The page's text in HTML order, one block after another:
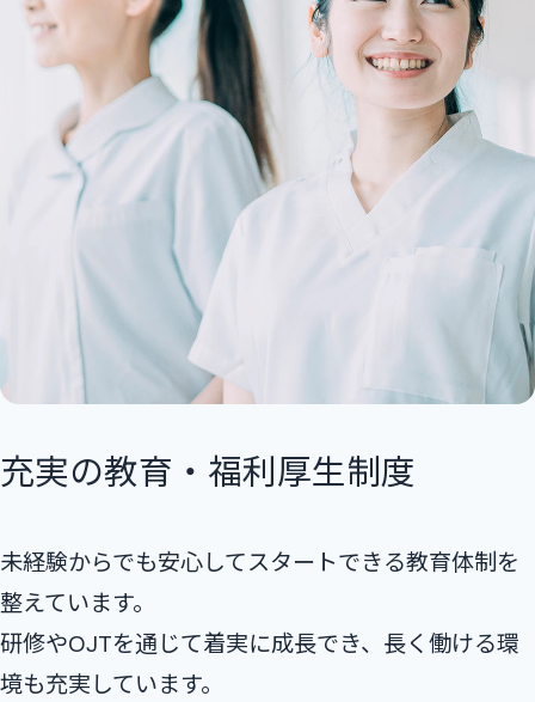
充実の教育・福利厚生制度
未経験からでも安⼼してスタートできる教育体制を
整えています。
研修やOJTを通じて着実に成⻑でき、⻑く働ける環
境も充実しています。